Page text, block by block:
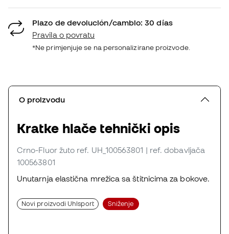
Plazo de devolución/cambio: 30 días
Pravila o povratu
*Ne primjenjuje se na personalizirane proizvode.
O proizvodu
Kratke hlače tehnički opis
Crno-Fluor žuto ref. UH_100563801 | ref. dobavljača
100563801
Unutarnja elastična mrežica sa štitnicima za bokove.
Novi proizvodi Uhlsport Sniženje